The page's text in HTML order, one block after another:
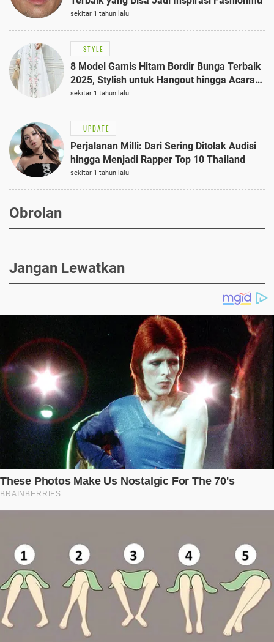
sekitar 1 tahun lalu
STYLE
8 Model Gamis Hitam Bordir Bunga Terbaik
2025, Stylish untuk Hangout hingga Acara
Semi-Formal
sekitar 1 tahun lalu
UPDATE
Perjalanan Milli: Dari Sering Ditolak Audisi
hingga Menjadi Rapper Top 10 Thailand
sekitar 1 tahun lalu
Obrolan
Jangan Lewatkan